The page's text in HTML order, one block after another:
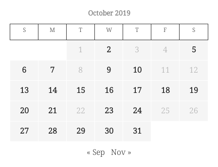
October 2019
S M T W T F S
1 2 3 4
5
6
7 8 9 10 11
12
13
14 15 16 17 18
19
20
21 22 23 24 25
26
27
28 29 30
31
« Sep Nov »